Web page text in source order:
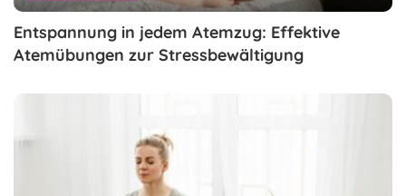
Entspannung in jedem Atemzug: Effektive
Atemübungen zur Stressbewältigung